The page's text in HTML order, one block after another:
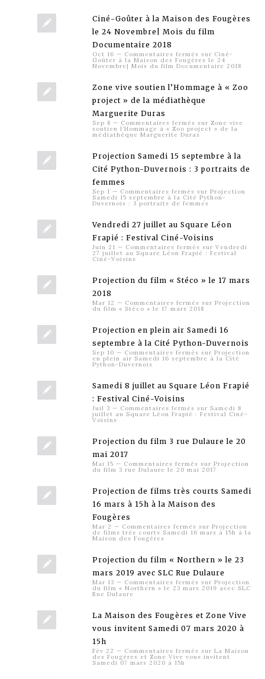
Ciné-Goûter à la Maison des Fougères
le 24 Novembre| Mois du film
Documentaire 2018
Oct 16 — Commentaires fermés sur Ciné-
Goûter à la Maison des Fougères le 24
Novembre| Mois du film Documentaire 2018
Zone vive soutien l’Hommage à « Zoo
project » de la médiathèque
Marguerite Duras
Sep 8 — Commentaires fermés sur Zone vive
soutien l’Hommage à « Zoo project » de la
médiathèque Marguerite Duras
Projection Samedi 15 septembre à la
Cité Python-Duvernois : 3 portraits de
femmes
Sep 1 — Commentaires fermés sur Projection
Samedi 15 septembre à la Cité Python-
Duvernois : 3 portraits de femmes
Vendredi 27 juillet au Square Léon
Frapié : Festival Ciné-Voisins
Juin 21 — Commentaires fermés sur Vendredi
27 juillet au Square Léon Frapié : Festival
Ciné-Voisins
Projection du film « Stéco » le 17 mars
2018
Mar 12 — Commentaires fermés sur Projection
du film « Stéco » le 17 mars 2018
Projection en plein air Samedi 16
septembre à la Cité Python-Duvernois
Sep 10 — Commentaires fermés sur Projection
en plein air Samedi 16 septembre à la Cité
Python-Duvernois
Samedi 8 juillet au Square Léon Frapié
: Festival Ciné-Voisins
Juil 3 — Commentaires fermés sur Samedi 8
juillet au Square Léon Frapié : Festival Ciné-
Voisins
Projection du film 3 rue Dulaure le 20
mai 2017
Mai 15 — Commentaires fermés sur Projection
du film 3 rue Dulaure le 20 mai 2017
Projection de films très courts Samedi
16 mars à 15h à la Maison des
Fougères
Mar 2 — Commentaires fermés sur Projection
de films très courts Samedi 16 mars à 15h à la
Maison des Fougères
Projection du film « Northern » le 23
mars 2019 avec SLC Rue Dulaure
Mar 13 — Commentaires fermés sur Projection
du film « Northern » le 23 mars 2019 avec SLC
Rue Dulaure
La Maison des Fougères et Zone Vive
vous invitent Samedi 07 mars 2020 à
15h
Fév 22 — Commentaires fermés sur La Maison
des Fougères et Zone Vive vous invitent
Samedi 07 mars 2020 à 15h